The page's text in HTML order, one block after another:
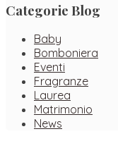
Categorie Blog
Baby
Bomboniera
Eventi
Fragranze
Laurea
Matrimonio
News